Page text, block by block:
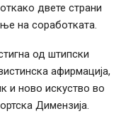
двете страни
на соработката.
од штипски
афирмација,
и ново искуство во
Димензија.